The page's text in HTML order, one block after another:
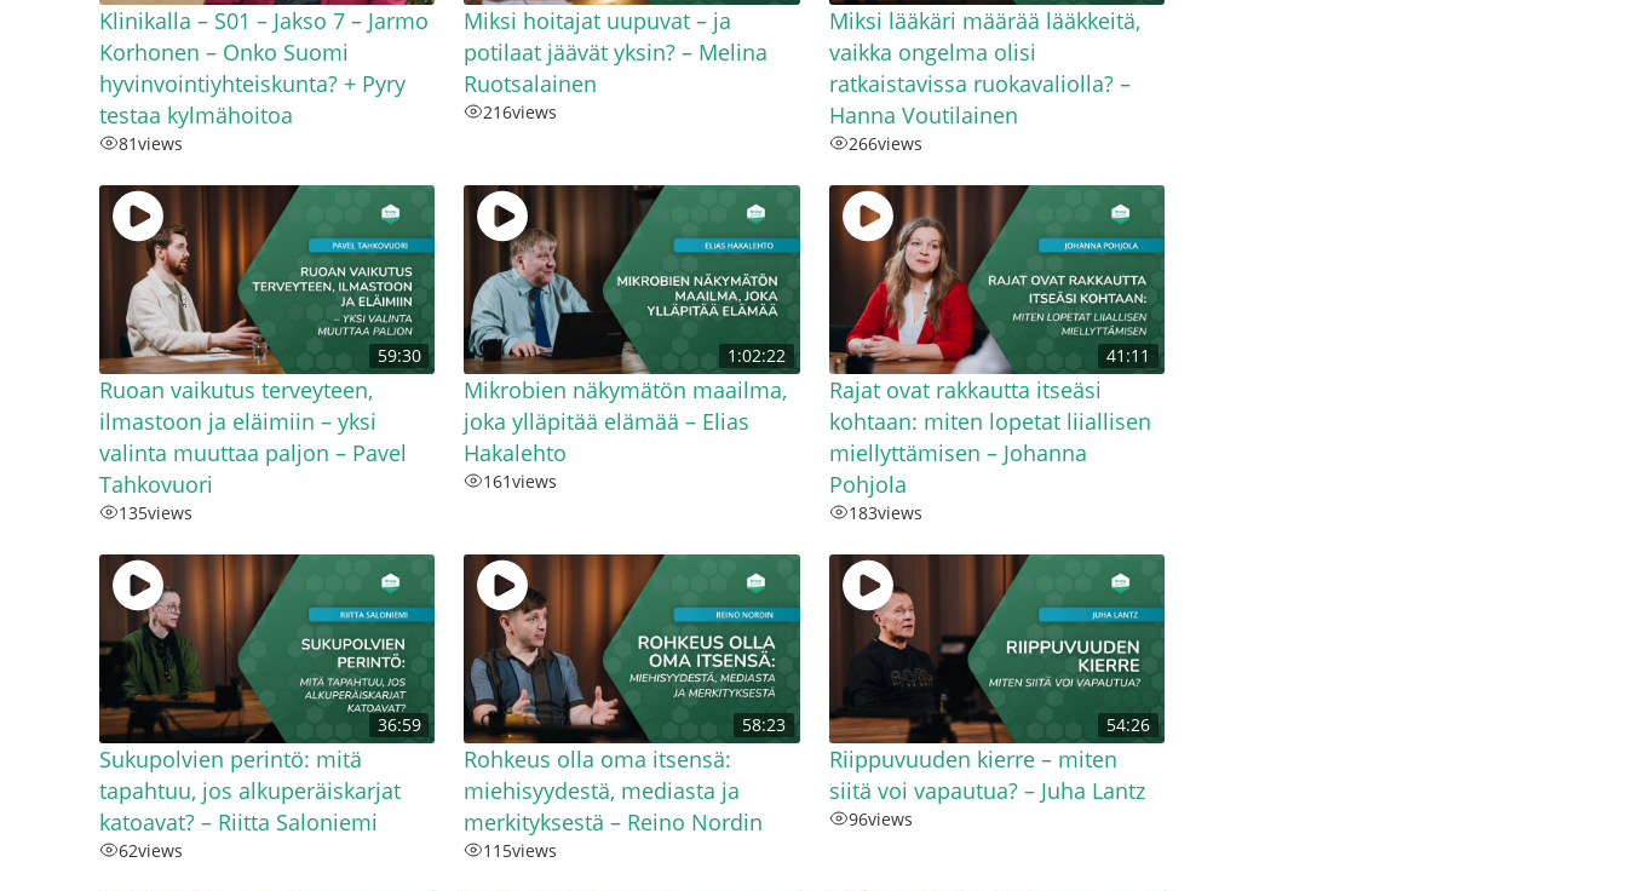
Klinikalla – S01 – Jakso 7 – Jarmo
Korhonen – Onko Suomi
hyvinvointiyhteiskunta? + Pyry
testaa kylmähoitoa
81views
Miksi hoitajat uupuvat – ja
potilaat jäävät yksin? – Melina
Ruotsalainen
216views
Miksi lääkäri määrää lääkkeitä,
vaikka ongelma olisi
ratkaistavissa ruokavaliolla? –
Hanna Voutilainen
266views
59:30
Ruoan vaikutus terveyteen,
ilmastoon ja eläimiin – yksi
valinta muuttaa paljon – Pavel
Tahkovuori
135views
1:02:22
Mikrobien näkymätön maailma,
joka ylläpitää elämää – Elias
Hakalehto
161views
41:11
Rajat ovat rakkautta itseäsi
kohtaan: miten lopetat liiallisen
miellyttämisen – Johanna
Pohjola
183views
36:59
Sukupolvien perintö: mitä
tapahtuu, jos alkuperäiskarjat
katoavat? – Riitta Saloniemi
62views
58:23
Rohkeus olla oma itsensä:
miehisyydestä, mediasta ja
merkityksestä – Reino Nordin
115views
54:26
Riippuvuuden kierre – miten
siitä voi vapautua? – Juha Lantz
96views